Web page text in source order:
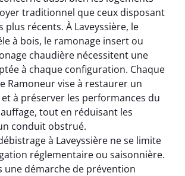
traditionnel que ceux disposant
plus récents. À Laveyssière, le
à bois, le ramonage insert ou
chaudière nécessitent une
à chaque configuration. Chaque
Ramoneur vise à restaurer un
à préserver les performances du
tout en réduisant les
conduit obstrué.
à Laveyssière ne se limite
réglementaire ou saisonnière.
une démarche de prévention